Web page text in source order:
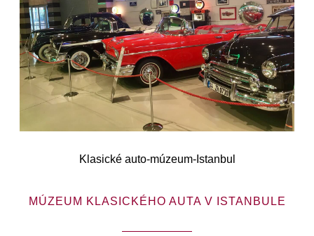
Klasické auto-múzeum-Istanbul
MÚZEUM KLASICKÉHO AUTA V ISTANBULE